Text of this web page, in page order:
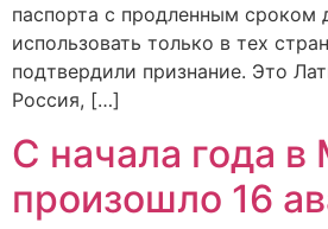
паспорта с продленным сроком
использовать только в тех
подтвердили признание. Это
Россия, […]
С начала года
произошло 16